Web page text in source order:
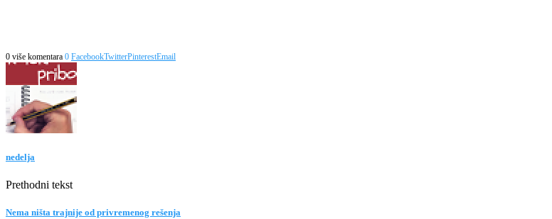
0 više komentara 0 FacebookTwitterPinterestEmail
nedelja
Prethodni tekst
Nema ništa trajnije od privremenog rešenja